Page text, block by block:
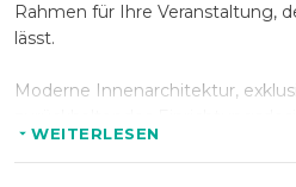
Rahmen für Ihre Veranstaltung,
lässt.
Moderne Innenarchitektur,
einladende Atmosphäre in der
wird.
WEITERLESEN